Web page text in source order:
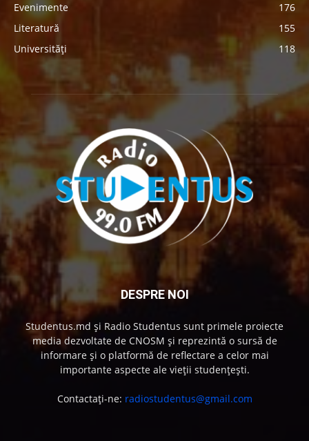
Evenimente
176
Literatură
155
Universități
118
DESPRE NOI
Studentus.md și Radio Studentus sunt primele proiecte
media dezvoltate de CNOSM și reprezintă o sursă de
informare și o platformă de reflectare a celor mai
importante aspecte ale vieții studențești.
Contactați-ne: radiostudentus@gmail.com